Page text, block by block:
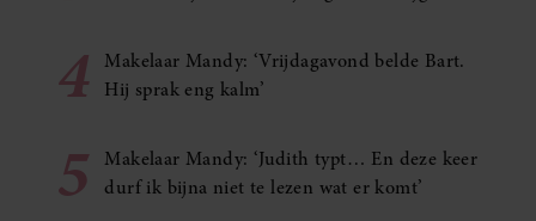
4
Makelaar Mandy: ‘Vrijdagavond belde Bart.
Hij sprak eng kalm’
5
Makelaar Mandy: ‘Judith typt… En deze keer
durf ik bijna niet te lezen wat er komt’